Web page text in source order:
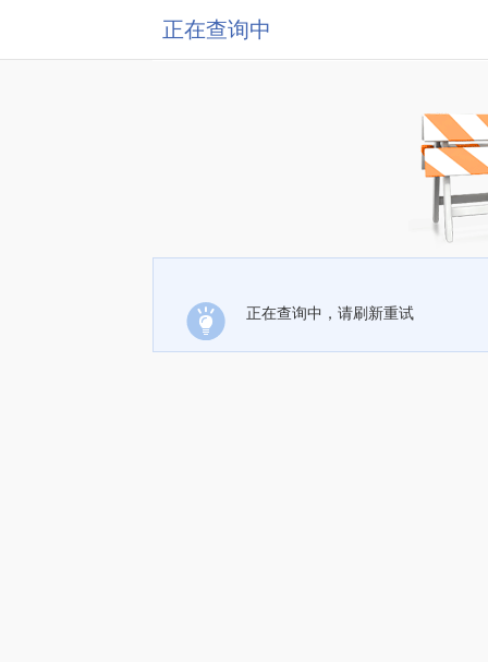
正在查询中
正在查询中，请刷新重试